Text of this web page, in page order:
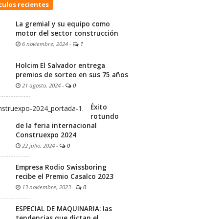
recientes
La gremial y su equipo como
motor del sector construcción
6 noviembre, 2024 - 1
Holcim El Salvador entrega
premios de sorteo en sus 75 años
21 agosto, 2024 - 0
Éxito
rotundo
de la feria internacional
Construexpo 2024
22 julio, 2024 - 0
Empresa Rodio Swissboring
recibe el Premio Casalco 2023
13 noviembre, 2023 - 0
ESPECIAL DE MAQUINARIA: las